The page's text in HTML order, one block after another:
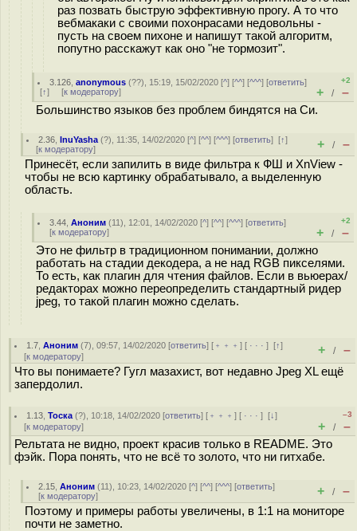
раз позвать быструю эффективную прогу. А то что
вебмакаки с своими похонрасами недовольны -
пусть на своем пихоне и напишут такой алгоритм,
попутно расскажут как оно "не тормозит".
3.126 ,anonymous (??), 15:19, 15/02/2020 [^] [^^] [^^^] [ответить]
[↑] [к модератору]
+2
+ / –
Большинство языков без проблем биндятся на Си.
2.36 ,InuYasha (?), 11:35, 14/02/2020 [^] [^^] [^^^] [ответить][↑]
[к модератору] + / –
Принесёт, если запилить в виде фильтра к ФШ и XnView -
чтобы не всю картинку обрабатывало, а выделенную
область.
3.44 ,Аноним (11), 12:01, 14/02/2020 [^] [^^] [^^^] [ответить]
[к модератору]
+2
+ / –
Это не фильтр в традиционном понимании, должно
работать на стадии декодера, а не над RGB пикселями.
То есть, как плагин для чтения файлов. Если в вьюерах/
редакторах можно переопределить стандартный ридер
jpeg, то такой плагин можно сделать.
1.7 ,Аноним (7), 09:57, 14/02/2020 [ответить] [ ﹢﹢﹢] [ · · ·][↑]
[к модератору] + / –
Что вы понимаете? Гугл мазахист, вот недавно Jpeg XL ещё
запердолил.
1.13 ,Тоска (?), 10:18, 14/02/2020 [ответить] [ ﹢﹢﹢] [ · · ·][↓]
[к модератору]
–3
+ / –
Рельтата не видно, проект красив только в README. Это
фэйк. Пора понять, что не всё то золото, что ни гитхабе.
2.15 ,Аноним (11), 10:23, 14/02/2020 [^] [^^] [^^^] [ответить]
[к модератору] + / –
Поэтому и примеры работы увеличены, в 1:1 на мониторе
почти не заметно.